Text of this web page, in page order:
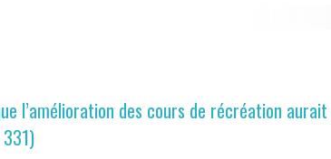
l’amélioration des cours de récréation